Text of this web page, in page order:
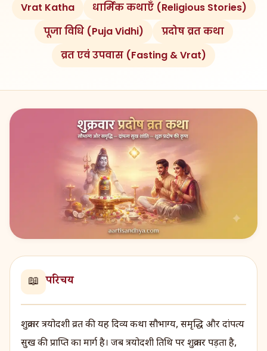
Vrat Katha
धार्मिक कथाएँ (Religious Stories)
पूजा विधि (Puja Vidhi)
प्रदोष व्रत कथा
व्रत एवं उपवास (Fasting & Vrat)
📖 परिचय
शुक्रवार त्रयोदशी व्रत की यह दिव्य कथा सौभाग्य, समृद्धि और दांपत्य
सुख की प्राप्ति का मार्ग है। जब त्रयोदशी तिथि पर शुक्रवार पड़ता है,